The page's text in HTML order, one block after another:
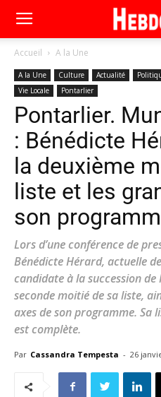
Accueil A la Une
A la Une Culture Actualité
Vie Locale
Pontarlier
Pontarlier.
: Bénédicte
la deuxième
liste et les
son
Lors d’une conférence de
Bénédicte Hérard, actuelle
candidate à la succession
seconde moitié de sa liste,
axes de son programme. Sa
est complète.
Par Cassandra Tempesta - 26